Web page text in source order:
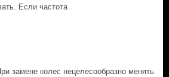
Если частота
колес нецелесообразно менять